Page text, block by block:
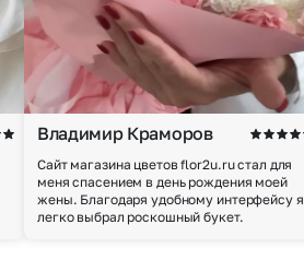
Владимир Краморов
Сайт магазина цветов flor2u.ru стал для
меня спасением в день рождения моей
жены. Благодаря удобному интерфейсу я
легко выбрал роскошный букет.